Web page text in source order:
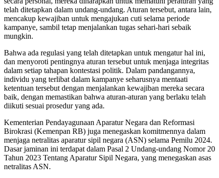
telah ditetapkan dalam undang-undang. Aturan tersebut, antara lain,
mencakup kewajiban untuk mengajukan cuti selama periode
kampanye, sambil tetap menjalankan tugas sehari-hari sebaik
mungkin.
Bahwa ada regulasi yang telah ditetapkan untuk mengatur hal ini,
dan menyoroti pentingnya aturan tersebut untuk menjaga integritas
dalam setiap tahapan kontestasi politik. Dalam pandangannya,
individu yang terlibat dalam kampanye seharusnya mentaati
ketentuan tersebut dengan menjalankan kewajiban mereka secara
baik, dengan memastikan bahwa aturan-aturan yang berlaku telah
diikuti sesuai prosedur yang ada.
Kementerian Pendayagunaan Aparatur Negara dan Reformasi
Birokrasi (Kemenpan RB) juga menegaskan komitmennya dalam
menjaga netralitas aparatur sipil negara (ASN) selama Pemilu 2024.
Dasar jaminan ini terdapat dalam Pasal 2 Undang-undang Nomor 20
Tahun 2023 Tentang Aparatur Sipil Negara, yang menegaskan asas
netralitas ASN.